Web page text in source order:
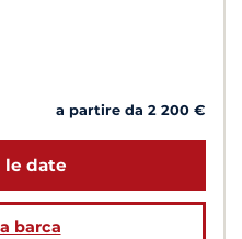
a partire da 2 200 €
le date
barca